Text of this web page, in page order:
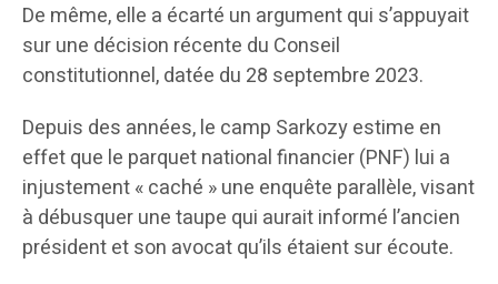
De même, elle a écarté un argument qui s’appuyait
sur une décision récente du Conseil
constitutionnel, datée du 28 septembre 2023.
Depuis des années, le camp Sarkozy estime en
effet que le parquet national financier (PNF) lui a
injustement « caché » une enquête parallèle, visant
à débusquer une taupe qui aurait informé l’ancien
président et son avocat qu’ils étaient sur écoute.